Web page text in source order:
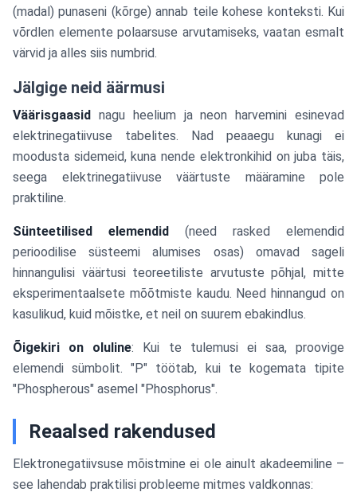
(madal) punaseni (kõrge) annab teile kohese konteksti. Kui
võrdlen elemente polaarsuse arvutamiseks, vaatan esmalt
värvid ja alles siis numbrid.
Jälgige neid äärmusi
Väärisgaasid nagu heelium ja neon harvemini esinevad
elektrinegatiivuse tabelites. Nad peaaegu kunagi ei
moodusta sidemeid, kuna nende elektronkihid on juba täis,
seega elektrinegatiivuse väärtuste määramine pole
praktiline.
Sünteetilised elemendid (need rasked elemendid
perioodilise süsteemi alumises osas) omavad sageli
hinnangulisi väärtusi teoreetiliste arvutuste põhjal, mitte
eksperimentaalsete mõõtmiste kaudu. Need hinnangud on
kasulikud, kuid mõistke, et neil on suurem ebakindlus.
Õigekiri on oluline: Kui te tulemusi ei saa, proovige
elemendi sümbolit. "P" töötab, kui te kogemata tipite
"Phospherous" asemel "Phosphorus".
Reaalsed rakendused
Elektronegatiivsuse mõistmine ei ole ainult akadeemiline –
see lahendab praktilisi probleeme mitmes valdkonnas: